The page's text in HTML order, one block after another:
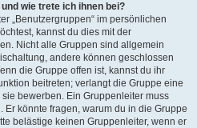
wie trete ich ihnen bei?
„Benutzergruppen“ im persönlichen
kannst du dies mit der
Nicht alle Gruppen sind allgemein
andere können geschlossen
die Gruppe offen ist, kannst du ihr
beitreten; verlangt die Gruppe eine
bewerben. Ein Gruppenleiter muss
könnte fragen, warum du in die Gruppe
belästige keinen Gruppenleiter, wenn er